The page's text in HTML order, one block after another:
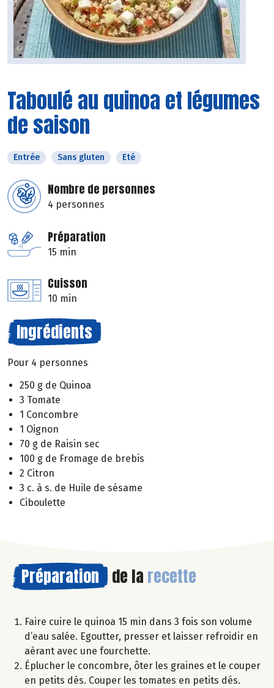
Taboulé au quinoa et légumes
de saison
Entrée Sans gluten Eté
Nombre de personnes
4 personnes
Préparation
15 min
Cuisson
10 min
Ingrédients
Pour 4 personnes
250 g de Quinoa
3 Tomate
1 Concombre
1 Oignon
70 g de Raisin sec
100 g de Fromage de brebis
2 Citron
3 c. à s. de Huile de sésame
Ciboulette
Préparation de la recette
Faire cuire le quinoa 15 min dans 3 fois son volume
d’eau salée. Egoutter, presser et laisser refroidir en
aérant avec une fourchette.
Éplucher le concombre, ôter les graines et le couper
en petits dés. Couper les tomates en petits dés.